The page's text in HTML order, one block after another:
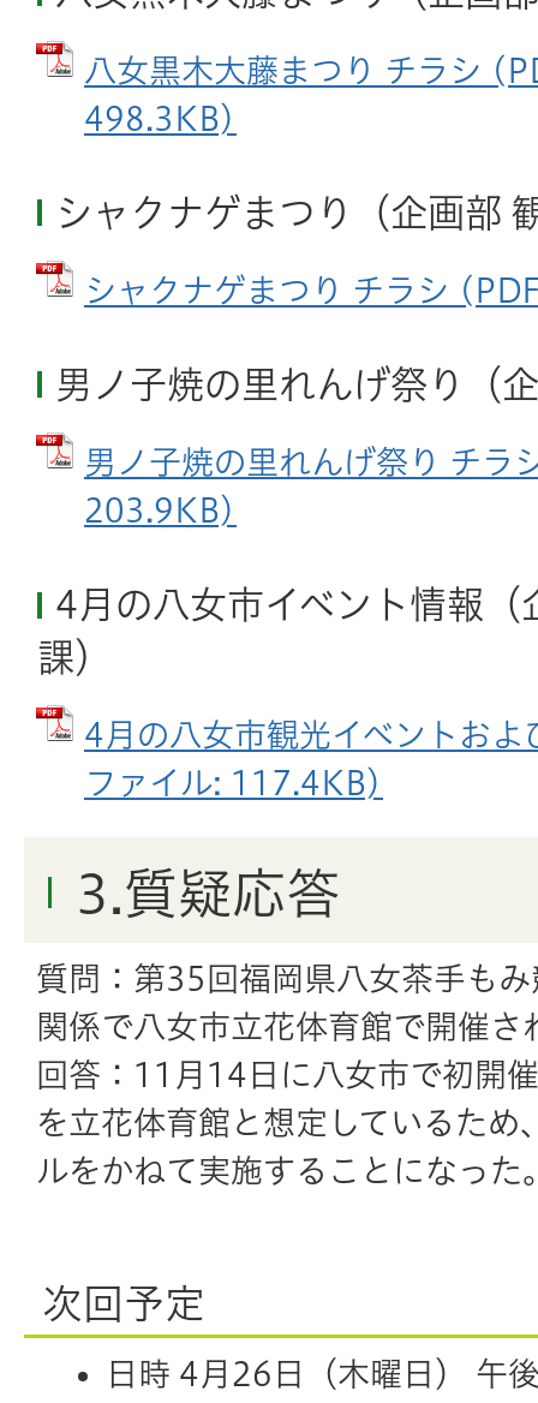
八女黒木大藤まつり チラシ
498.3KB)
シャクナゲまつり（企画部
シャクナゲまつり チラシ
男ノ子焼の里れんげ祭り（
男ノ子焼の里れんげ祭り チラ
203.9KB)
4月の八女市イベント情報（
課）
4月の八女市観光イベントお
ファイル: 117.4KB)
3.質疑応答
質問：第35回福岡県八女茶手も
関係で八女市立花体育館で開催さ
回答：11月14日に八女市で初開
を立花体育館と想定しているため
ルをかねて実施することになった
次回予定
日時 4月26日（木曜日） 午